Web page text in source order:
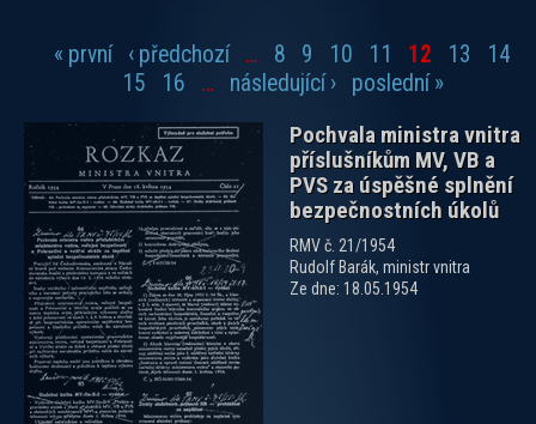
Stránky
« první ‹ předchozí … 8 9 10 11 12 13
14
15
16 … následující ›
poslední »
Pochvala ministra vnitra
příslušníkům MV, VB a
PVS za úspěšné splnění
bezpečnostních úkolů
RMV č. 21/1954
Rudolf Barák, ministr vnitra
Ze dne: 18.05.1954
zobrazit PDF dokument